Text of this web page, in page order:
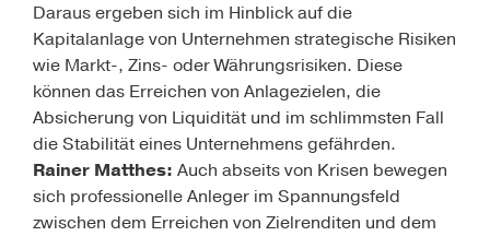
Daraus ergeben sich im Hinblick auf die
Kapitalanlage von Unternehmen strategische Risiken
wie Markt-, Zins- oder Währungsrisiken. Diese
können das Erreichen von Anlagezielen, die
Absicherung von Liquidität und im schlimmsten Fall
die Stabilität eines Unternehmens gefährden.
Rainer Matthes: Auch abseits von Krisen bewegen
sich professionelle Anleger im Spannungsfeld
zwischen dem Erreichen von Zielrenditen und dem